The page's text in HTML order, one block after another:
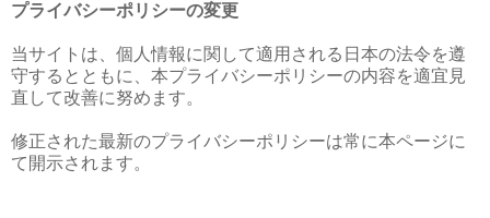
プライバシーポリシーの変更
当サイトは、個人情報に関して適用される日本の法令を遵
守するとともに、本プライバシーポリシーの内容を適宜見
直して改善に努めます。
修正された最新のプライバシーポリシーは常に本ページに
て開示されます。